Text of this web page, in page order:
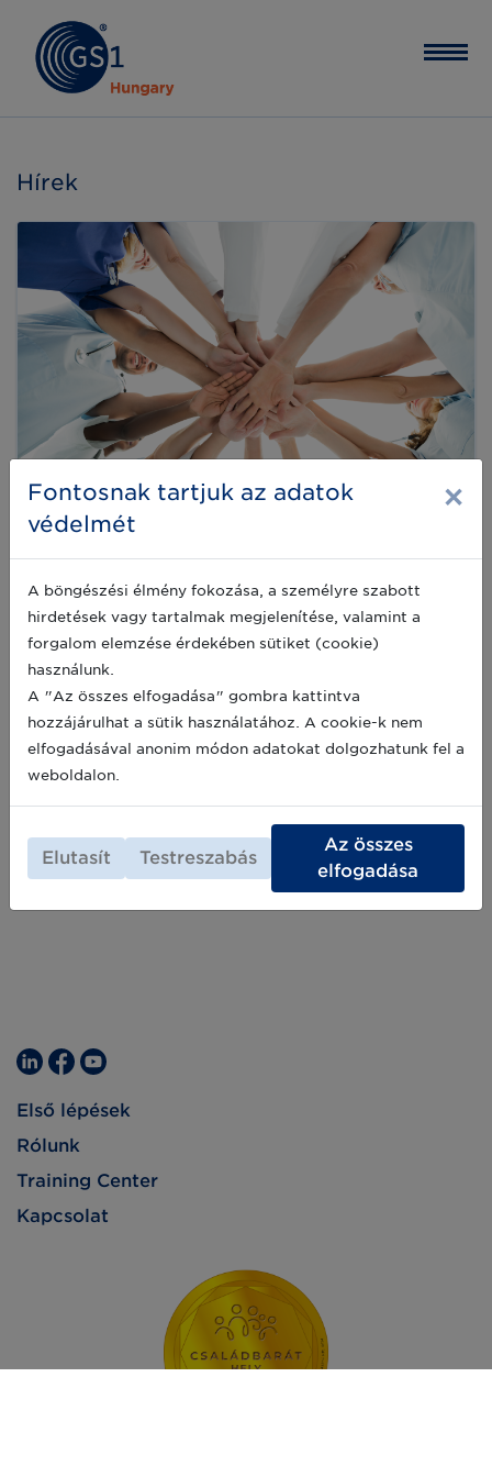
Hírek
Meghívó a Szegedi Tudományegyetem
projekt bemutatójára és klinikai
bejárására
A Szegedi Tudományegyetem és a GS1
Magyarország Nonprofit Zrt. tisztelettel
meghívja Önt a Magyar Egészségügyi
Felhasználói Csoport "Kórházi
nyomonkövetés" munkacsoportjának soron
következő nyílt ülésére, amelyet 2023. június
13-án rendezünk meg.
Archív hírek >>
Első lépések
Rólunk
Training Center
Kapcsolat
Fontosnak tartjuk az adatok
védelmét
×
A böngészési élmény fokozása, a személyre szabott
hirdetések vagy tartalmak megjelenítése, valamint a
forgalom elemzése érdekében sütiket (cookie)
használunk.
A "Az összes elfogadása" gombra kattintva
hozzájárulhat a sütik használatához. A cookie-k nem
elfogadásával anonim módon adatokat dolgozhatunk fel a
weboldalon.
Elutasít Testreszabás
Az összes
elfogadása